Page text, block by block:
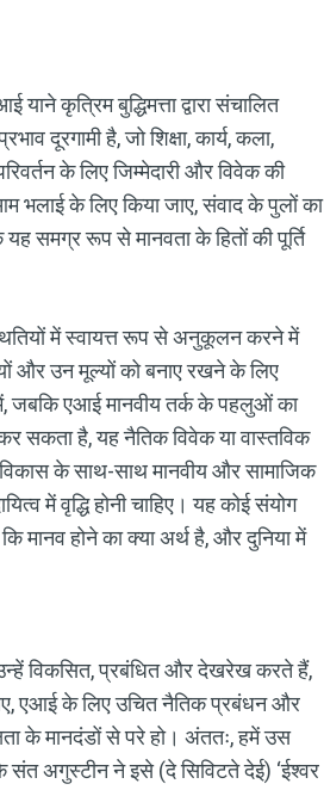
कृत्रिम बुद्धिमत्ता द्वारा संचालित
दूरगामी है, जो शिक्षा, कार्य, कला,
के लिए जिम्मेदारी और विवेक की
भलाई के लिए किया जाए, संवाद के पुलों का
यह समग्र रूप से मानवता के हितों की पूर्ति
में स्वायत्त रूप से अनुकूलन करने में
और उन मूल्यों को बनाए रखने के लिए
जबकि एआई मानवीय तर्क के पहलुओं का
सकता है, यह नैतिक विवेक या वास्तविक
के साथ-साथ मानवीय और सामाजिक
में वृद्धि होनी चाहिए। यह कोई संयोग
मानव होने का क्या अर्थ है, और दुनिया में
उन्हें विकसित, प्रबंधित और देखरेख करते हैं,
एआई के लिए उचित नैतिक प्रबंधन और
के मानदंडों से परे हो। अंततः, हमें उस
संत अगुस्टीन ने इसे (दे सिविटते देई) ‘ईश्वर